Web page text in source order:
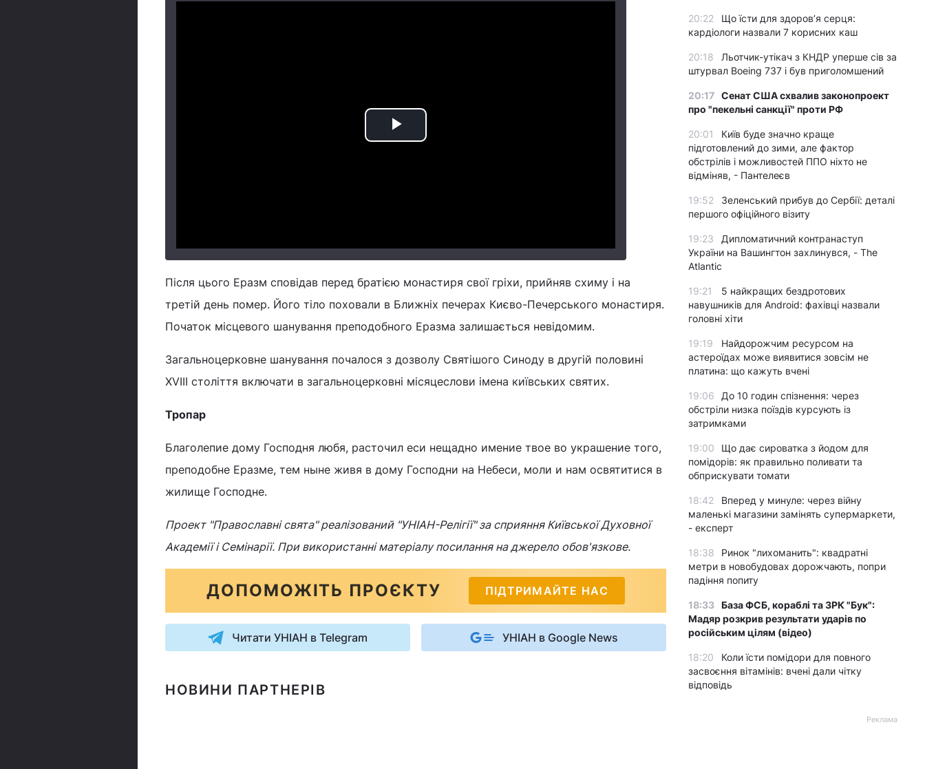
Play
Після цього Еразм сповідав перед братією монастиря свої гріхи, прийняв схиму і на
третій день помер. Його тіло поховали в Ближніх печерах Києво-Печерського монастиря.
Початок місцевого шанування преподобного Еразма залишається невідомим.
Загальноцерковне шанування почалося з дозволу Святішого Синоду в другій половині
XVIII століття включати в загальноцерковні місяцеслови імена київських святих.
Тропар
Благолепие дому Господня любя, расточил еси нещадно имение твое во украшение того,
преподобне Еразме, тем ныне живя в дому Господни на Небеси, моли и нам освятитися в
жилище Господне.
Проект "Православні свята" реалізований "УНІАН-Релігії" за сприяння Київської Духовної
Академії і Семінарії. При використанні матеріалу посилання на джерело обов'язкове.
ДОПОМОЖІТЬ ПРОЄКТУ ПІДТРИМАЙТЕ НАС
Читати УНІАН в Telegram УНІАН в Google News
НОВИНИ ПАРТНЕРІВ
20:22
Що їсти для здоров’я серця:
кардіологи назвали 7 корисних каш
20:18
Льотчик-утікач з КНДР уперше сів за
штурвал Boeing 737 і був приголомшений
20:17 Сенат США схвалив законопроект
про "пекельні санкції" проти РФ
20:01
Київ буде значно краще
підготовлений до зими, але фактор
обстрілів і можливостей ППО ніхто не
відміняв, - Пантелеєв
19:52
Зеленський прибув до Сербії: деталі
першого офіційного візиту
19:23
Дипломатичний контранаступ
України на Вашингтон захлинувся, - The
Atlantic
19:21
5 найкращих бездротових
навушників для Android: фахівці назвали
головні хіти
19:19
Найдорожчим ресурсом на
астероїдах може виявитися зовсім не
платина: що кажуть вчені
19:06
До 10 годин спізнення: через
обстріли низка поїздів курсують із
затримками
19:00
Що дає сироватка з йодом для
помідорів: як правильно поливати та
обприскувати томати
18:42
Вперед у минуле: через війну
маленькі магазини замінять супермаркети,
- експерт
18:38
Ринок "лихоманить": квадратні
метри в новобудовах дорожчають, попри
падіння попиту
18:33 База ФСБ, кораблі та ЗРК "Бук":
Мадяр розкрив результати ударів по
російським цілям (відео)
18:20
Коли їсти помідори для повного
засвоєння вітамінів: вчені дали чітку
відповідь
Реклама